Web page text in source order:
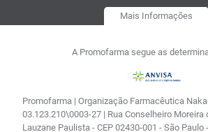
Mais Informações
A Promofarma segue as
Promofarma | Organização Farmacêutica
03.123.210\0003-27 | Rua Conselheiro Moreira
Lauzane Paulista - CEP 02430-001 - São Paulo